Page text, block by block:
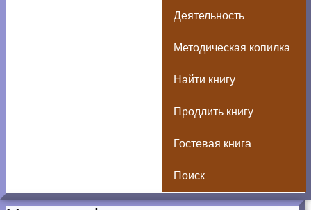
Деятельность
Методическая копилка
Найти книгу
Продлить книгу
Гостевая книга
Поиск